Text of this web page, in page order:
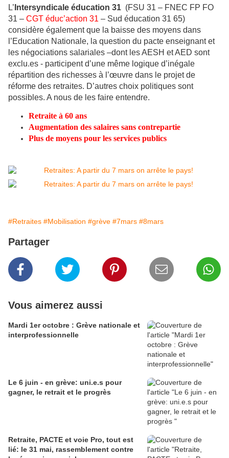
L’ Intersyndicale éducation 31 (FSU 31 – FNEC FP FO
31 – CGT éduc’action 31 – Sud éducation 31 65)
considère également que la baisse des moyens dans
l’Education Nationale, la question du pacte enseignant et
les négociations salariales –dont les AESH et AED sont
exclu.es - participent d’une même logique d’inégale
répartition des richesses à l’œuvre dans le projet de
réforme des retraites. D’autres choix politiques sont
possibles. A nous de les faire entendre.
Retraite à 60 ans
Augmentation des salaires sans contrepartie
Plus de moyens pour les services publics
#Retraites #Mobilisation #grève #7mars #8mars
Partager
Vous aimerez aussi
Mardi 1er octobre : Grève nationale et
interprofessionnelle
Le 6 juin - en grève: uni.e.s pour
gagner, le retrait et le progrès
Retraite, PACTE et voie Pro, tout est
lié: le 31 mai, rassemblement contre